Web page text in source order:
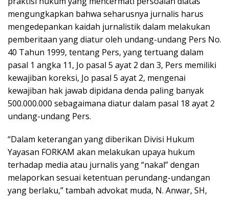
mengungkapkan bahwa seharusnya jurnalis harus
mengedepankan kaidah jurnalistik dalam melakukan
pemberitaan yang diatur oleh undang-undang Pers No.
40 Tahun 1999, tentang Pers, yang tertuang dalam
pasal 1 angka 11, Jo pasal 5 ayat 2 dan 3, Pers memiliki
kewajiban koreksi, Jo pasal 5 ayat 2, mengenai
kewajiban hak jawab dipidana denda paling banyak
500.000.000 sebagaimana diatur dalam pasal 18 ayat 2
undang-undang Pers.
“Dalam keterangan yang diberikan Divisi Hukum
Yayasan FORKAM akan melakukan upaya hukum
terhadap media atau jurnalis yang “nakal” dengan
melaporkan sesuai ketentuan perundang-undangan
yang berlaku,” tambah advokat muda, N. Anwar, SH,